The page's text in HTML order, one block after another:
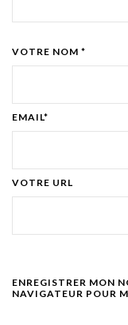
VOTRE NOM *
EMAIL*
VOTRE URL
ENREGISTRER MON
NAVIGATEUR POUR